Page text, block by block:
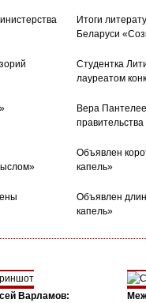
Итоги
Беларуси
Студентка
лауреатом
Вера
Объявлен
капель»
Объявлен
капель»
Варламов: